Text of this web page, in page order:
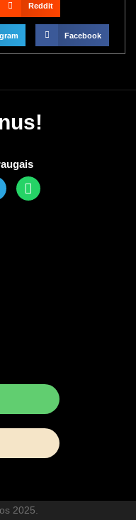
Reddit
Facebook
2025.